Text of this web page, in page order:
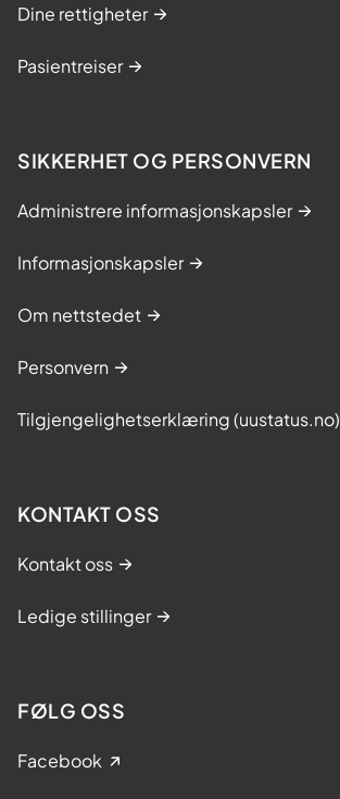
Dine rettigheter
Pasientreiser
SIKKERHET OG PERSONVERN
Administrere informasjonskapsler
Informasjonskapsler
Om nettstedet
Personvern
Tilgjengelighetserklæring (uustatus.no)
KONTAKT OSS
Kontakt oss
Ledige stillinger
FØLG OSS
Facebook